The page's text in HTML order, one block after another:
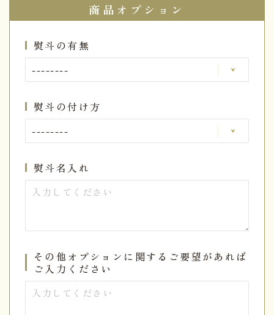
商品オプション
熨斗の有無
熨斗の付け方
熨斗名入れ
その他オプションに関するご要望があれば
ご入力ください